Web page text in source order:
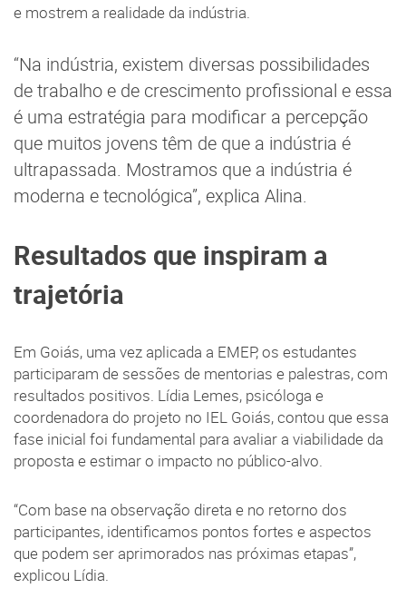
e mostrem a realidade da indústria.
“Na indústria, existem diversas possibilidades
de trabalho e de crescimento profissional e essa
é uma estratégia para modificar a percepção
que muitos jovens têm de que a indústria é
ultrapassada. Mostramos que a indústria é
moderna e tecnológica”, explica Alina.
Resultados que inspiram a
trajetória
Em Goiás, uma vez aplicada a EMEP, os estudantes
participaram de sessões de mentorias e palestras, com
resultados positivos. Lídia Lemes, psicóloga e
coordenadora do projeto no IEL Goiás, contou que essa
fase inicial foi fundamental para avaliar a viabilidade da
proposta e estimar o impacto no público-alvo.
“Com base na observação direta e no retorno dos
participantes, identificamos pontos fortes e aspectos
que podem ser aprimorados nas próximas etapas”,
explicou Lídia.